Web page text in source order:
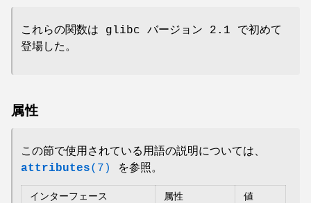
これらの関数は glibc バージョン 2.1 で初めて
登場した。
属性
この節で使用されている用語の説明については、
attributes(7) を参照。
インターフェース 属性 値